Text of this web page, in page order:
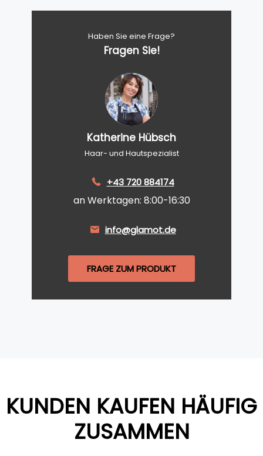
Haben Sie eine Frage?
Fragen Sie!
Katherine Hübsch
Haar- und Hautspezialist
+43 720 884174
an Werktagen: 8:00-16:30
info@glamot.de
FRAGE ZUM PRODUKT
KUNDEN KAUFEN HÄUFIG
ZUSAMMEN